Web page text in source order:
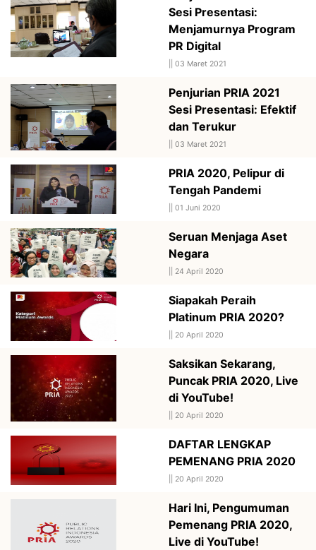
Sesi Presentasi:
Menjamurnya Program
PR Digital
03 Maret 2021
Penjurian PRIA 2021
Sesi Presentasi: Efektif
dan Terukur
03 Maret 2021
PRIA 2020, Pelipur di
Tengah Pandemi
01 Juni 2020
Seruan Menjaga Aset
Negara
24 April 2020
Siapakah Peraih
Platinum PRIA 2020?
20 April 2020
Saksikan Sekarang,
Puncak PRIA 2020, Live
di YouTube!
20 April 2020
DAFTAR LENGKAP
PEMENANG PRIA 2020
20 April 2020
Hari Ini, Pengumuman
Pemenang PRIA 2020,
Live di YouTube!